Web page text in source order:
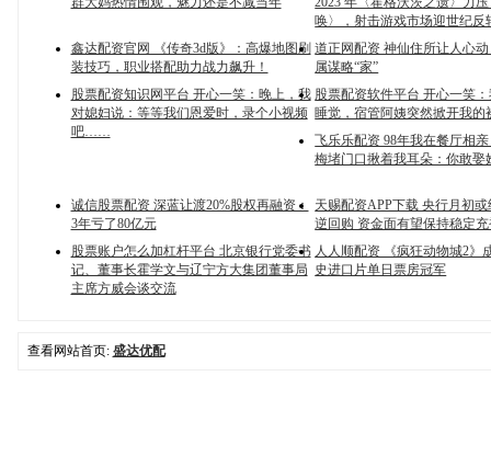
唤〉，射击游戏市场迎世纪反
鑫达配资官网 《传奇3d版》：高爆地图刷
装技巧，职业搭配助力战力飙升！
道正网配资 神仙住所让人心
属谋略“家”
股票配资知识网平台 开心一笑：晚上，我
对媳妇说：等等我们恩爱时，录个小视频
吧……
股票配资软件平台 开心一笑
睡觉，宿管阿姨突然掀开我
飞乐乐配资 98年我在餐厅相
梅堵门口揪着我耳朵：你敢娶
诚信股票配资 深蓝让渡20%股权再融资：
3年亏了80亿元
天赐配资APP下载 央行月初
逆回购 资金面有望保持稳定
股票账户怎么加杠杆平台 北京银行党委书
记、董事长霍学文与辽宁方大集团董事局
主席方威会谈交流
人人顺配资 《疯狂动物城2》
史进口片单日票房冠军
查看网站首页: 盛达优配